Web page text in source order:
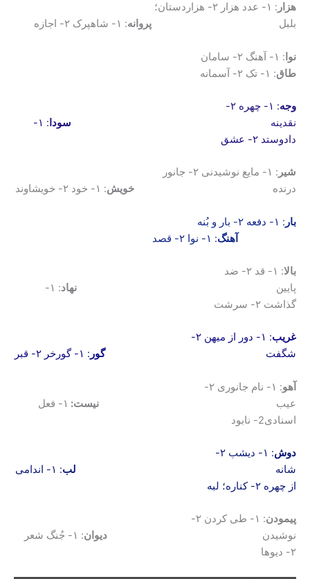
هزار
: ۱- عدد هزار ۲- هزاردستان؛
بلبل پروانه: ۱- شاهپرک ۲- اجازه
نوا : ۱- آهنگ ۲- سامان
طاق: ۱- تک ۲- آسمانه
وجه
: ۱- چهره ۲-
نقدینه سودا
: ۱-
دادوستد ۲- عشق
شیر
: ۱- مایع نوشیدنی ۲- جانور
درنده خویش: ۱- خود ۲- خویشاوند
بار
: ۱- دفعه ۲- بار و بُنه
آهنگ: ۱- نوا ۲- قصد
بالا
: ۱- قد ۲- ضد
پایین نهاد
: ۱-
گذاشت ۲- سرشت
غریب
: ۱- دور از میهن ۲-
شگفتگور : ۱- گورخر ۲- قبر
آهو
: ۱- نام جانوری ۲-
عیب نیست:
۱- فعل
اسنادی2- نابود
دوش
: ۱- دیشب ۲-
شانه لب
: ۱- اندامی
از چهره ۲- کناره؛ لبه
پیمودن
: ۱- طی کردن ۲-
نوشیدن دیوان
: ۱- جُنگ شعر
۲- دیوها